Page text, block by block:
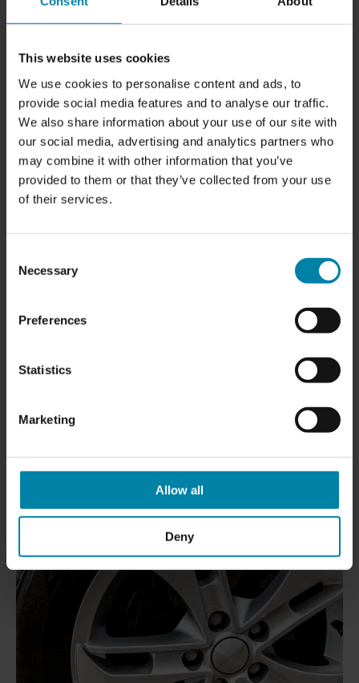
This website uses cookies
We use cookies to personalise content and ads, to
provide social media features and to analyse our traffic.
We also share information about your use of our site with
our social media, advertising and analytics partners who
may combine it with other information that you’ve
provided to them or that they’ve collected from your use
of their services.
Selection
Necessary
Preferences
Statistics
Marketing
Allow all
Deny
آمنة ولا مريحة. إذا كنت تقود بعجلات معدنية منحنية، فإنك تخاطر
في الواقع، يعد القيادة بعجلة معدنية منحنية أكثر خطورة من
إصلاحها على يد متخصص. تعد استعادة الحافة أيضًا حلاً أرخص
من إصلاحات العجلات المعدنية
المنحنية والمنبعجة، ولكن يمكنه أيضًا ذلك
إزالة الخدوش من
للعجلات المقطوعة بالماس المخدوشة